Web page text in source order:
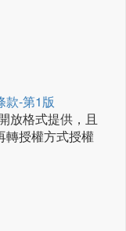
款-第1版
放格式提供，且
轉授權方式授權